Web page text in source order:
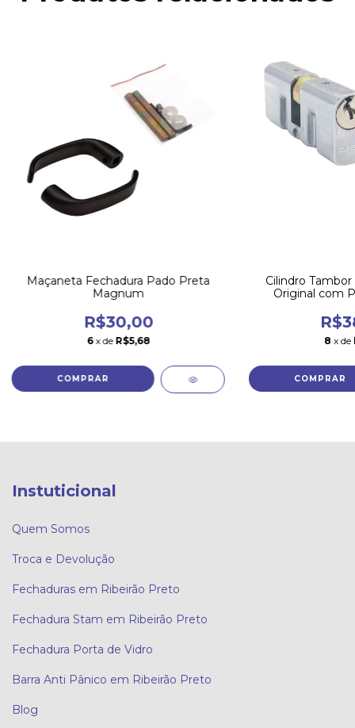
Maçaneta Fechadura Pado Preta
Magnum
R$30,00
6 x de R$5,68
Cilindro
Original com
8 x de
Instuticional
Quem Somos
Troca e Devolução
Fechaduras em Ribeirão Preto
Fechadura Stam em Ribeirão Preto
Fechadura Porta de Vidro
Barra Anti Pânico em Ribeirão Preto
Blog